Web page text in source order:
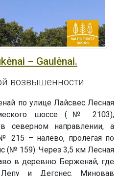
– Gaulėnai.
возвышенности
по улице Лайсвес Лесная
шоссе (№ 2103),
северном направлении, а
215 – налево, пролегая по
(№ 159). Через 3,5 км Лесная
в деревню Берженай, где
и Дегснес. Миновав